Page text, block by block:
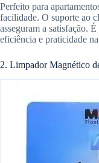
Perfeito para
facilidade. O suporte ao
asseguram a satisfação.
eficiência e praticidade
2. Limpador Magnético